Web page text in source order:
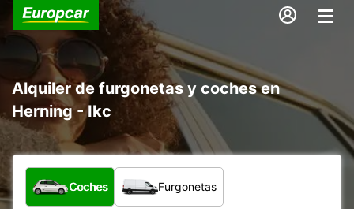
Alquiler de furgonetas y coches en
Herning - Ikc
¿Qué tipo de vehículo?
Coches Furgonetas